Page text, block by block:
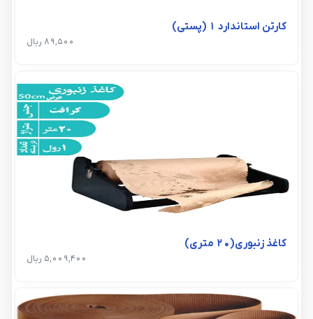
کارتن استاندارد 1 (پستی)
89,500 ریال
کاغذ زنبوری(20 متری)
5,009,400 ریال